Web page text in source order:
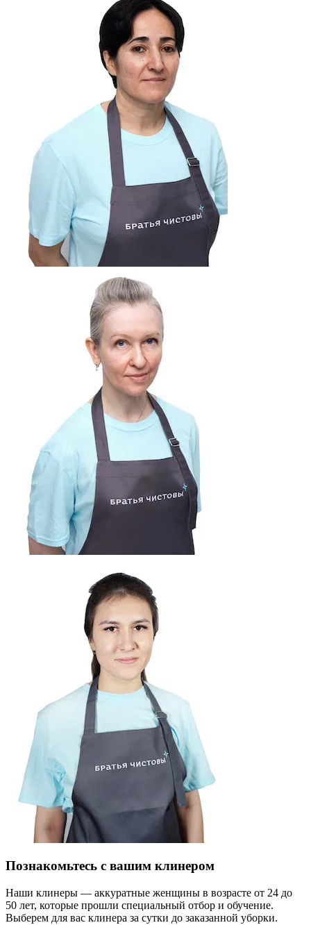
Познакомьтесь с вашим клинером
Наши клинеры — аккуратные женщины в возрасте от 24 до
50 лет, которые прошли специальный отбор и обучение.
Выберем для вас клинера за сутки до заказанной уборки.